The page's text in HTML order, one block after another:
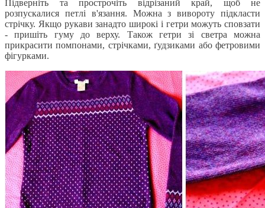
Підверніть та прострочіть відрізаний край, щоб не
розпускалися петлі в'язання. Можна з вивороту підкласти
стрічку. Якщо рукави занадто широкі і гетри можуть сповзати
- пришіть гуму до верху. Також гетри зі светра можна
прикрасити помпонами, стрічками, ґудзиками або фетровими
фігурками.